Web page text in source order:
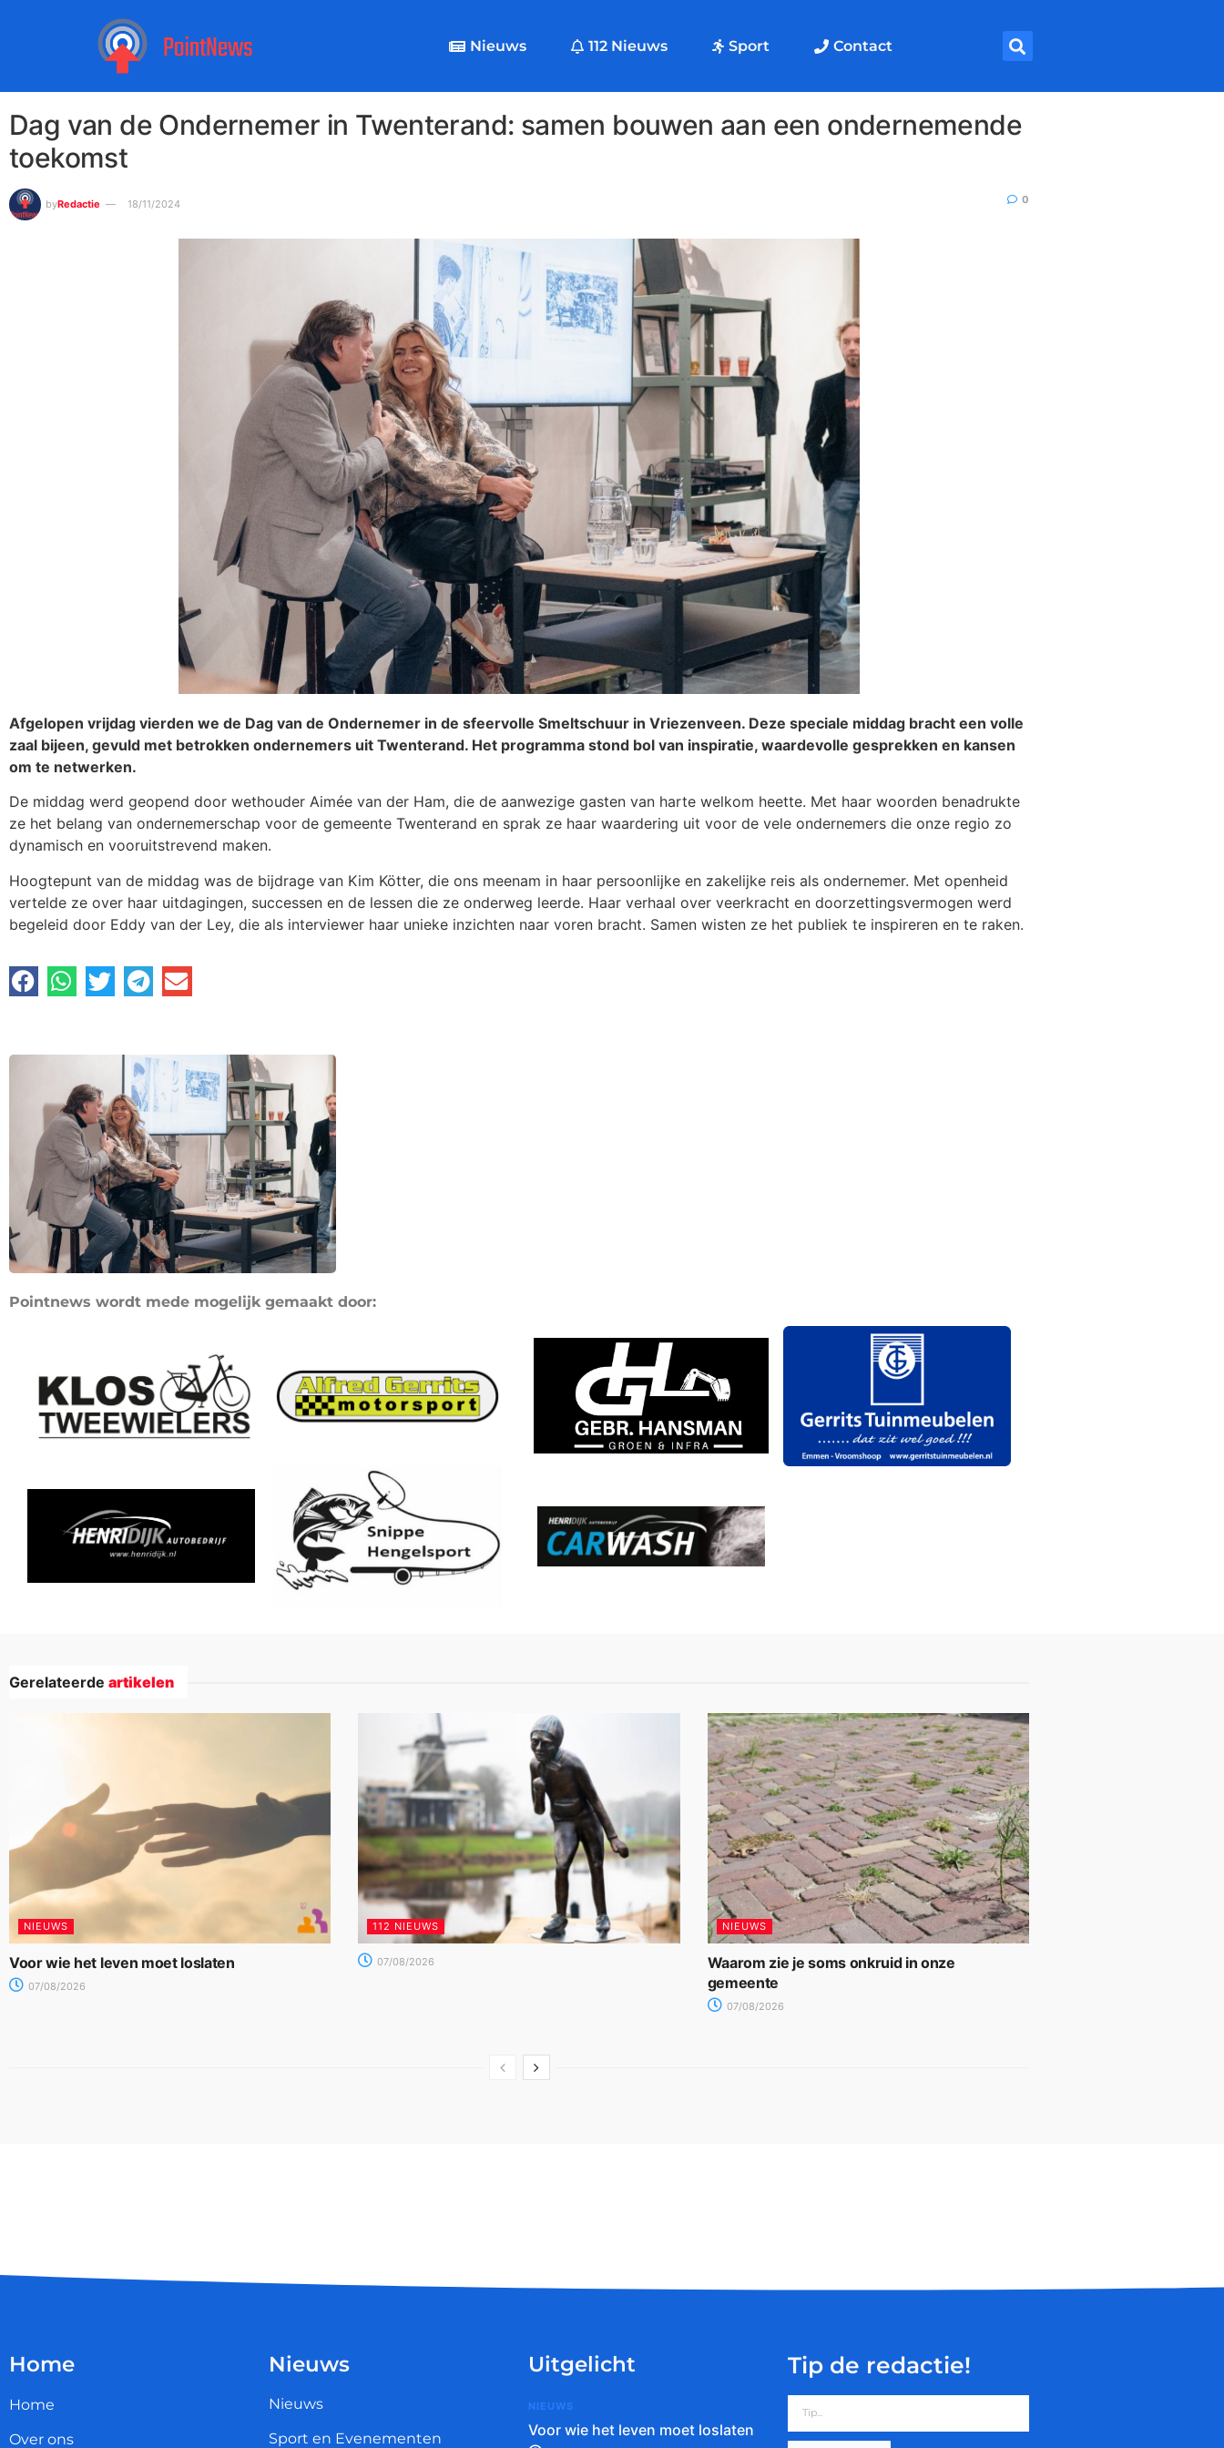
Nieuws 112 Nieuws Sport Contact
Dag van de Ondernemer in Twenterand: samen bouwen aan een ondernemende
toekomst
byRedactie 18/11/2024 0
Afgelopen vrijdag vierden we de Dag van de Ondernemer in de sfeervolle Smeltschuur in Vriezenveen. Deze speciale middag bracht een volle
zaal bijeen, gevuld met betrokken ondernemers uit Twenterand. Het programma stond bol van inspiratie, waardevolle gesprekken en kansen
om te netwerken.
De middag werd geopend door wethouder Aimée van der Ham, die de aanwezige gasten van harte welkom heette. Met haar woorden benadrukte
ze het belang van ondernemerschap voor de gemeente Twenterand en sprak ze haar waardering uit voor de vele ondernemers die onze regio zo
dynamisch en vooruitstrevend maken.
Hoogtepunt van de middag was de bijdrage van Kim Kötter, die ons meenam in haar persoonlijke en zakelijke reis als ondernemer. Met openheid
vertelde ze over haar uitdagingen, successen en de lessen die ze onderweg leerde. Haar verhaal over veerkracht en doorzettingsvermogen werd
begeleid door Eddy van der Ley, die als interviewer haar unieke inzichten naar voren bracht. Samen wisten ze het publiek te inspireren en te raken.
Pointnews wordt mede mogelijk gemaakt door:
Gerelateerde artikelen
NIEUWS
Voor wie het leven moet loslaten
07/08/2026
112 NIEUWS
07/08/2026
NIEUWS
Waarom zie je soms onkruid in onze
gemeente
07/08/2026
Home
Home
Over ons
Nieuws
Nieuws
Sport en Evenementen
Uitgelicht
NIEUWS
Voor wie het leven moet loslaten
Tip de redactie!